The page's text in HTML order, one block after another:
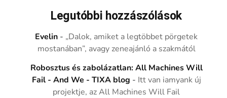
Legutóbbi hozzászólások
Evelin - „Dalok, amiket a legtöbbet pörgetek
mostanában”, avagy zeneajánló a szakmától
Robosztus és zabolázatlan: All Machines Will
Fail - And We - TIXA blog - Itt van iamyank új
projektje, az All Machines Will Fail